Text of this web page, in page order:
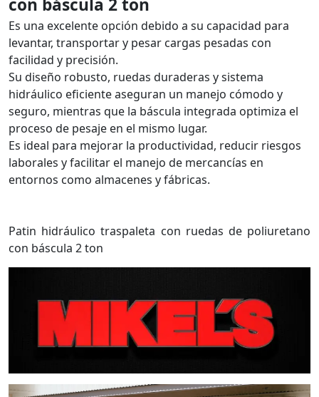
con báscula 2 ton
Es una excelente opción debido a su capacidad para
levantar, transportar y pesar cargas pesadas con
facilidad y precisión.
Su diseño robusto, ruedas duraderas y sistema
hidráulico eficiente aseguran un manejo cómodo y
seguro, mientras que la báscula integrada optimiza el
proceso de pesaje en el mismo lugar.
Es ideal para mejorar la productividad, reducir riesgos
laborales y facilitar el manejo de mercancías en
entornos como almacenes y fábricas.
Patin hidráulico traspaleta con ruedas de poliuretano
con báscula 2 ton